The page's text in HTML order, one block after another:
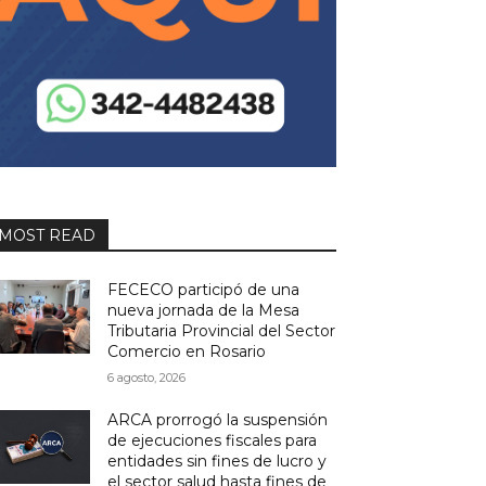
READ
FECECO participó de una
nueva jornada de la Mesa
Tributaria Provincial del Sector
Comercio en Rosario
6 agosto, 2026
ARCA prorrogó la suspensión
de ejecuciones fiscales para
entidades sin fines de lucro y
el sector salud hasta fines de